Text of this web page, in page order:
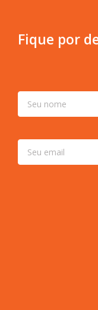
Fique por